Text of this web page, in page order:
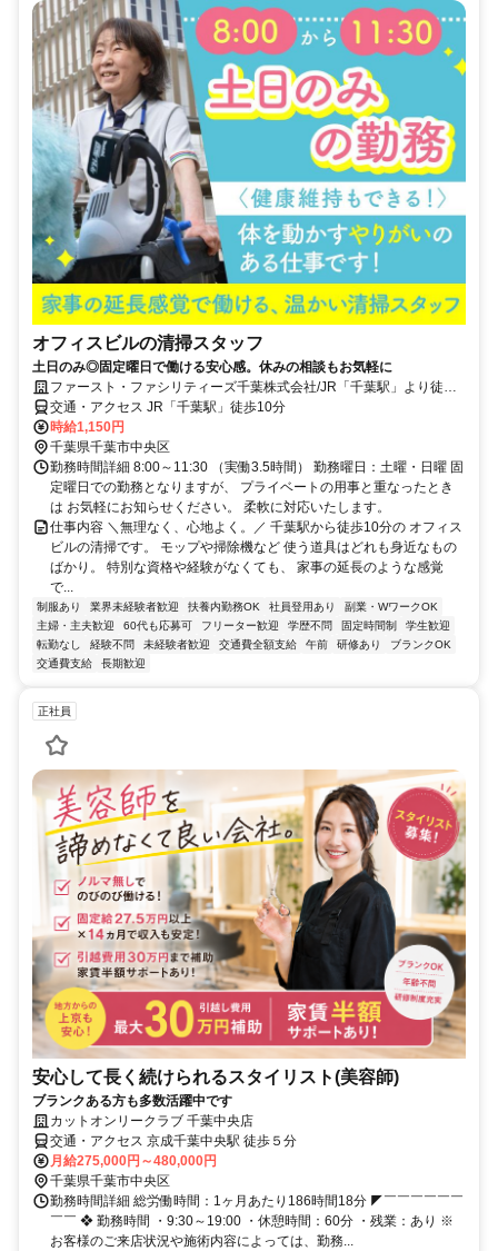
オフィスビルの清掃スタッフ
土日のみ◎固定曜日で働ける安心感。休みの相談もお気軽に
ファースト・ファシリティーズ千葉株式会社/JR「千葉駅」より徒歩
10分のオフィスビル
交通・アクセス JR「千葉駅」徒歩10分
時給1,150円
千葉県千葉市中央区
勤務時間詳細 8:00～11:30 （実働3.5時間） 勤務曜日：土曜・日曜 固
定曜日での勤務となりますが、 プライベートの用事と重なったとき
は お気軽にお知らせください。 柔軟に対応いたします。
仕事内容 ＼無理なく、心地よく。／ 千葉駅から徒歩10分の オフィス
ビルの清掃です。 モップや掃除機など 使う道具はどれも身近なもの
ばかり。 特別な資格や経験がなくても、 家事の延長のような感覚
で...
制服あり 業界未経験者歓迎 扶養内勤務OK 社員登用あり
副業・WワークOK
主婦・主夫歓迎
60代も応募可 フリーター歓迎 学歴不問 固定時間制
学生歓迎
転勤なし
経験不問 未経験者歓迎 交通費全額支給 午前 研修あり
ブランクOK
交通費支給
長期歓迎
正社員
安心して長く続けられるスタイリスト(美容師)
ブランクある方も多数活躍中です
カットオンリークラブ 千葉中央店
交通・アクセス 京成千葉中央駅 徒歩５分
月給275,000円～480,000円
千葉県千葉市中央区
勤務時間詳細 総労働時間：1ヶ月あたり186時間18分 ◤￣￣￣￣￣￣
￣￣ ❖ 勤務時間 ・9:30～19:00 ・休憩時間：60分 ・残業：あり ※
お客様のご来店状況や施術内容によっては、勤務...